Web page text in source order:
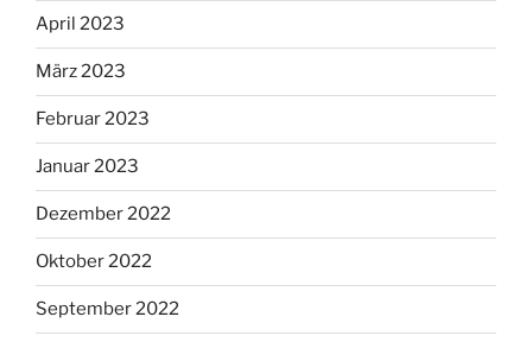
April 2023
März 2023
Februar 2023
Januar 2023
Dezember 2022
Oktober 2022
September 2022